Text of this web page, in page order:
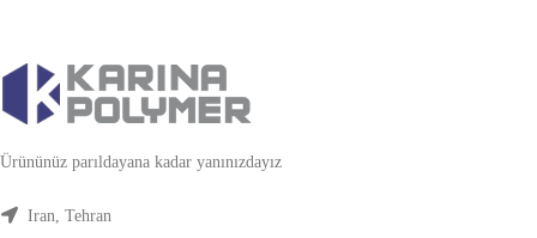
Ürününüz parıldayana kadar yanınızdayız
Iran, Tehran